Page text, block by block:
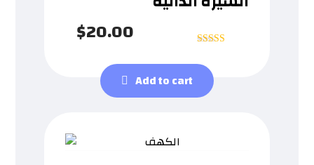
4
out of 5
$20.00
Add to cart